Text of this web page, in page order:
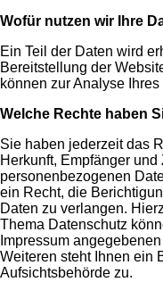
Wofür nutzen wir Ihre
Ein Teil der Daten wird
Bereitstellung der
können zur Analyse
Welche Rechte haben
Sie haben jederzeit das
Herkunft, Empfänger
personenbezogenen
ein Recht, die
Daten zu verlangen.
Thema Datenschutz
Impressum
Weiteren steht Ihnen ein
Aufsichtsbehörde zu.